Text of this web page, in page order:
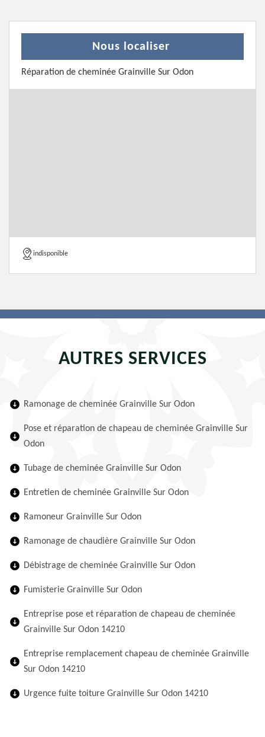
Nous localiser
Réparation de cheminée Grainville Sur Odon
indisponible
AUTRES SERVICES
Ramonage de cheminée Grainville Sur Odon
Pose et réparation de chapeau de cheminée Grainville Sur
Odon
Tubage de cheminée Grainville Sur Odon
Entretien de cheminée Grainville Sur Odon
Ramoneur Grainville Sur Odon
Ramonage de chaudière Grainville Sur Odon
Débistrage de cheminée Grainville Sur Odon
Fumisterie Grainville Sur Odon
Entreprise pose et réparation de chapeau de cheminée
Grainville Sur Odon 14210
Entreprise remplacement chapeau de cheminée Grainville
Sur Odon 14210
Urgence fuite toiture Grainville Sur Odon 14210